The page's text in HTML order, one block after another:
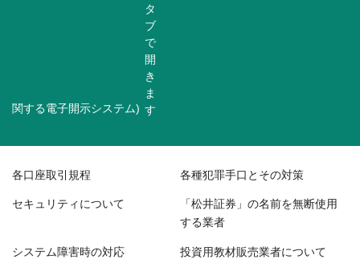
関する電子開示システム)
各口座取引規程 各種犯罪手口とその対策
セキュリティについて 「松井証券」の名前を無断使用
する業者
システム障害時の対応 投資用教材販売業者について